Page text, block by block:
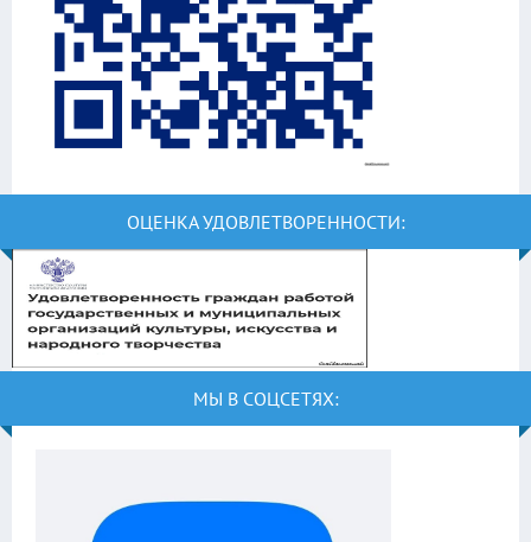
ОЦЕНКА УДОВЛЕТВОРЕННОСТИ:
МЫ В СОЦСЕТЯХ: